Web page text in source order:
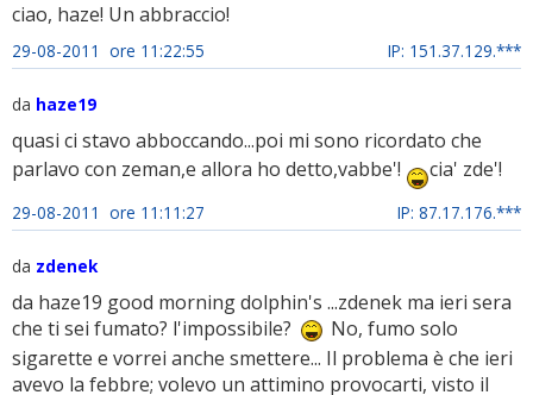
ciao, haze! Un abbraccio!
29-08-2011 ore 11:22:55 IP: 151.37.129.***
da haze19
quasi ci stavo abboccando...poi mi sono ricordato che
parlavo con zeman,e allora ho detto,vabbe'!
cia' zde'!
29-08-2011 ore 11:11:27 IP: 87.17.176.***
da zdenek
da haze19 good morning dolphin's ...zdenek ma ieri sera
che ti sei fumato? l'impossibile?
No, fumo solo
sigarette e vorrei anche smettere... Il problema è che ieri
avevo la febbre; volevo un attimino provocarti, visto il